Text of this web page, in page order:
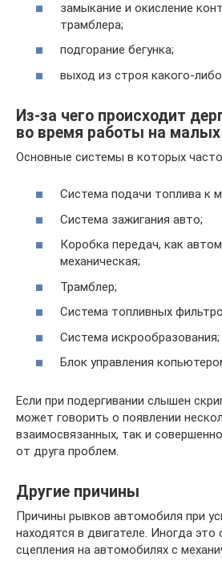
замыкание и окисление
трамблера;
подгорание бегунка;
выход из строя какого-
Из-за чего происходит
во время работы на малых
Основные системы в которых
Система подачи топлива к
Система зажигания авто;
Коробка передач, как
механическая;
Трамблер;
Система топливных
Система искрообразования;
Блок управления
Если при подергивании слышен
может говорить о появлении
взаимосвязанных, так и
от друга проблем.
Другие причины
Причины рывков автомобиля при
находятся в двигателе. Иногда это
сцепления на автомобилях с